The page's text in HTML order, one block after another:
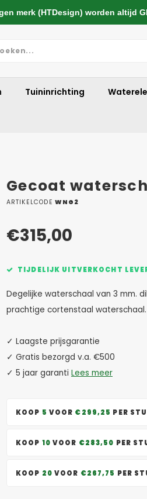
Tuininrichting
Gecoat
ARTIKELCODE WNG2
€315,00
TIJDELIJK UITVERKOCHT
Degelijke waterschaal van 3 mm.
prachtige cortenstaal
✓ Laagste prijsgarantie
✓ Gratis bezorgd v.a. €500
✓ 5 jaar garanti Lees meer
KOOP 5 VOOR €299,25 PER
KOOP 10 VOOR €283,50 PER
KOOP 20 VOOR €267,75 PER
merk (HTDesign) worden altijd